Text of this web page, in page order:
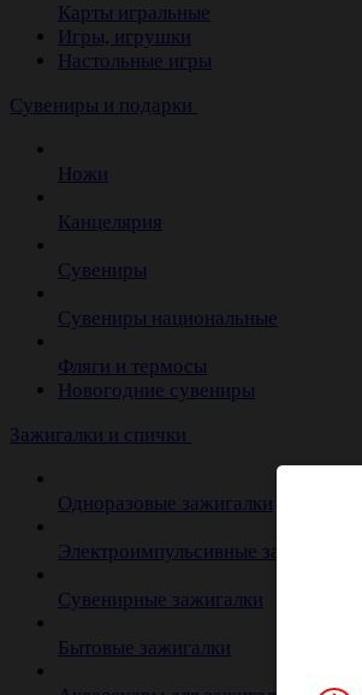
Карты игральные
Игры, игрушки
Настольные игры
Сувениры и подарки
Ножи
Канцелярия
Сувениры
Сувениры национальные
Фляги и термосы
Новогодние сувениры
Зажигалки и спички
Одноразовые зажигалки
Электроимпульсивные зажигалки
Сувенирные зажигалки
Бытовые зажигалки